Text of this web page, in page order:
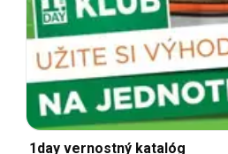
1day vernostný katalóg